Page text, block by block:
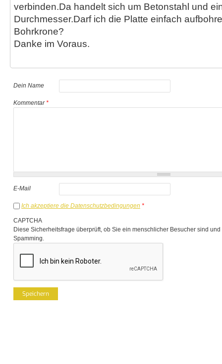
verbinden.Da handelt sich um Betonstahl und
Durchmesser.Darf ich die Platte einfach
Bohrkrone?
Danke im Voraus.
Dein Name
Kommentar*
E-Mail
Ich akzeptiere die Datenschutzbedingungen *
CAPTCHA
Diese Sicherheitsfrage überprüft, ob Sie ein menschlicher Besucher sind
Spamming.